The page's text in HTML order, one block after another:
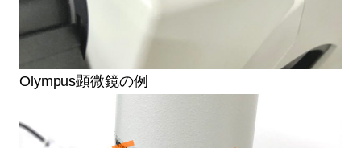
Olympus顕微鏡の例